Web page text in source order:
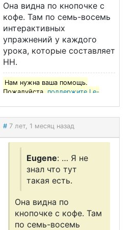
Она видна по кнопочке с
кофе. Там по семь-восемь
интерактивных
упражнений у каждого
урока, которые составляет
НН.
Нам нужна ваша помощь.
Пожалуйста,поддержите Le-
# 7 лет, 1 месяц назад
Eugene: … Я не
знал что тут
такая есть.
Она видна по
кнопочке с кофе. Там
по семь-восемь